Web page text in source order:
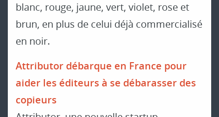
blanc, rouge, jaune, vert, violet, rose et
brun, en plus de celui déjà commercialisé
en noir.
Attributor débarque en France pour
aider les éditeurs à se débarasser des
copieurs